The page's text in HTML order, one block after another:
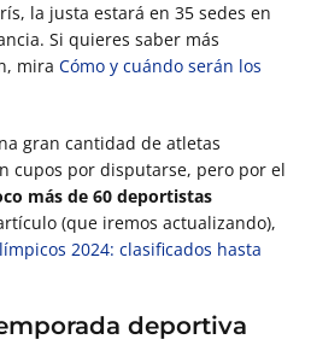
la justa estará en 35 sedes en
Si quieres saber más
mira Cómo y cuándo serán los
gran cantidad de atletas
cupos por disputarse, pero por el
más de 60 deportistas
(que iremos actualizando),
2024: clasificados hasta
deportiva